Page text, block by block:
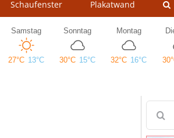
Schaufenster Plakatwand
nach: